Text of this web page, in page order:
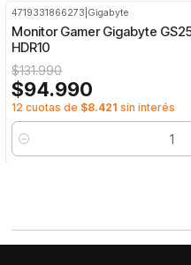
4719331866273 Gigabyte
Monitor Gamer Gigabyte
HDR10
$131.990
$94.990
12 cuotas de $8.421 sin interés
Cantidad